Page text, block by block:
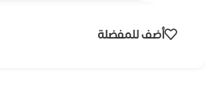
أضف للمفضلة